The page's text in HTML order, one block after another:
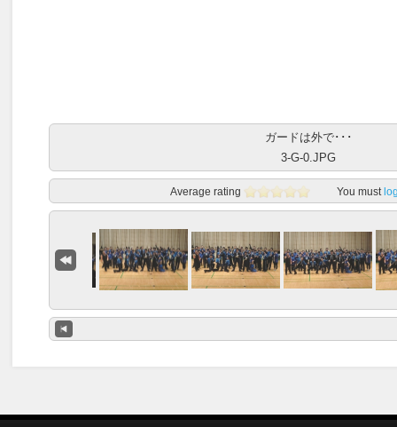
ガードは外で･･･
3-G-0.JPG
Average rating You must